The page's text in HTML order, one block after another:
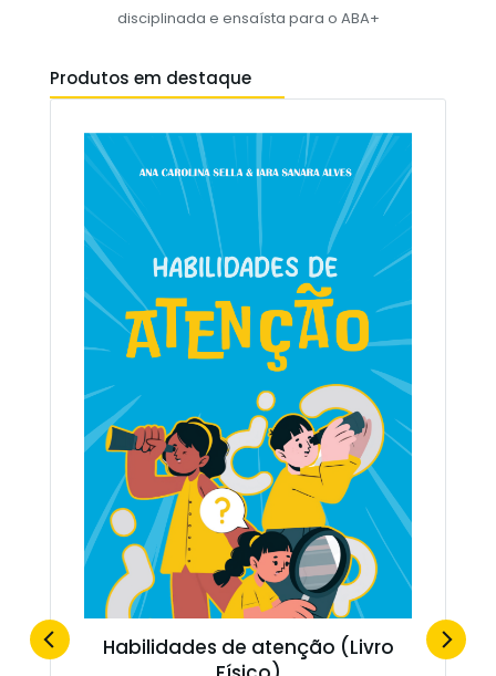
disciplinada e ensaísta para o ABA+
Produtos em destaque
Habilidades de atenção (Livro